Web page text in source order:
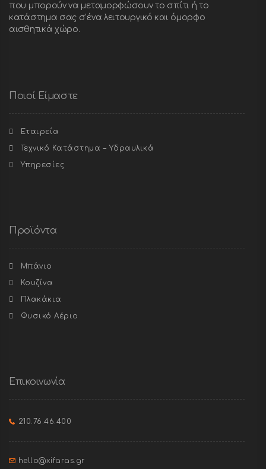
που μπορούν να μεταμορφώσουν το σπίτι ή το
κατάστημα σας σ’ένα λειτουργικό και όμορφο
αισθητικά χώρο.
Ποιοί Είμαστε
Εταιρεία
Τεχνικό Κατάστημα – Υδραυλικά
Υπηρεσίες
Προϊόντα
Μπάνιο
Κουζίνα
Πλακάκια
Φυσικό Αέριο
Επικοινωνία
210.76.46.400
hello@xifaras.gr